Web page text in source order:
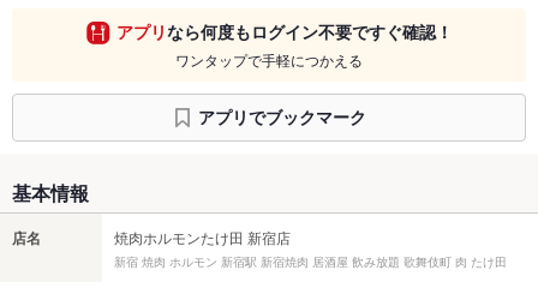
アプリなら何度もログイン不要ですぐ確認！
ワンタップで手軽につかえる
アプリでブックマーク
基本情報
店名 焼肉ホルモンたけ田 新宿店
新宿 焼肉 ホルモン 新宿駅 新宿焼肉 居酒屋 飲み放題 歌舞伎町 肉 たけ田